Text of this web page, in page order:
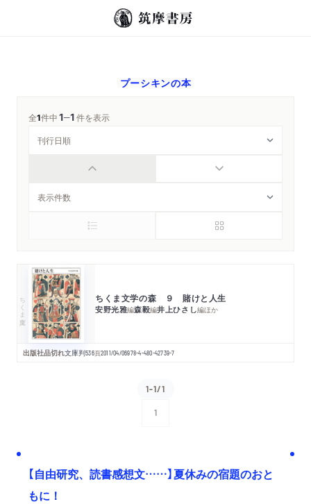
プーシキンの本
全1件中1─1件を表示
ちくま文庫 ちくま文学の森 ９ 賭けと人生
安野光雅編森毅編井上ひさし編ほか
出版社品切れ文庫判536頁2011/04/06978-4-480-42739-7
1-1/1
1
【自由研究、読書感想文……】夏休みの宿題のおと
もに！